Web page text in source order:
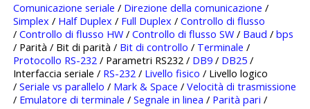
Comunicazione seriale / Direzione della comunicazione /
Simplex / Half Duplex / Full Duplex /Controllo di flusso
/Controllo di flusso HW /Controllo di flusso SW / Baud /bps
/ Parità / Bit di parità / Bit di controllo / Terminale /
Protocollo RS-232 / Parametri RS232 / DB9 / DB25 /
Interfaccia seriale / RS-232 / Livello fisico / Livello logico
/Seriale vs parallelo / Mark & Space /Velocità di trasmissione
/ Emulatore di terminale /Segnale in linea / Parità pari /